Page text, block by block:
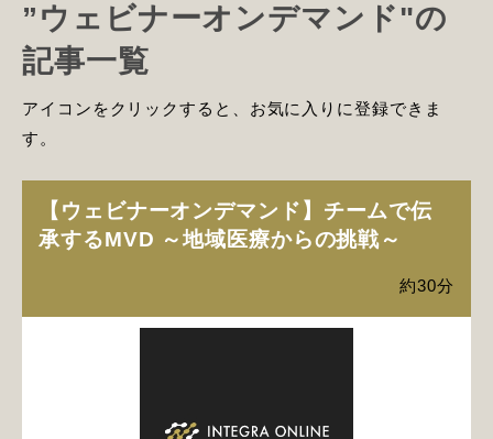
”ウェビナーオンデマンド"の
記事一覧
アイコンをクリックすると、お気に入りに登録できま
す。
【ウェビナーオンデマンド】チームで伝
承するMVD ～地域医療からの挑戦～
約30分